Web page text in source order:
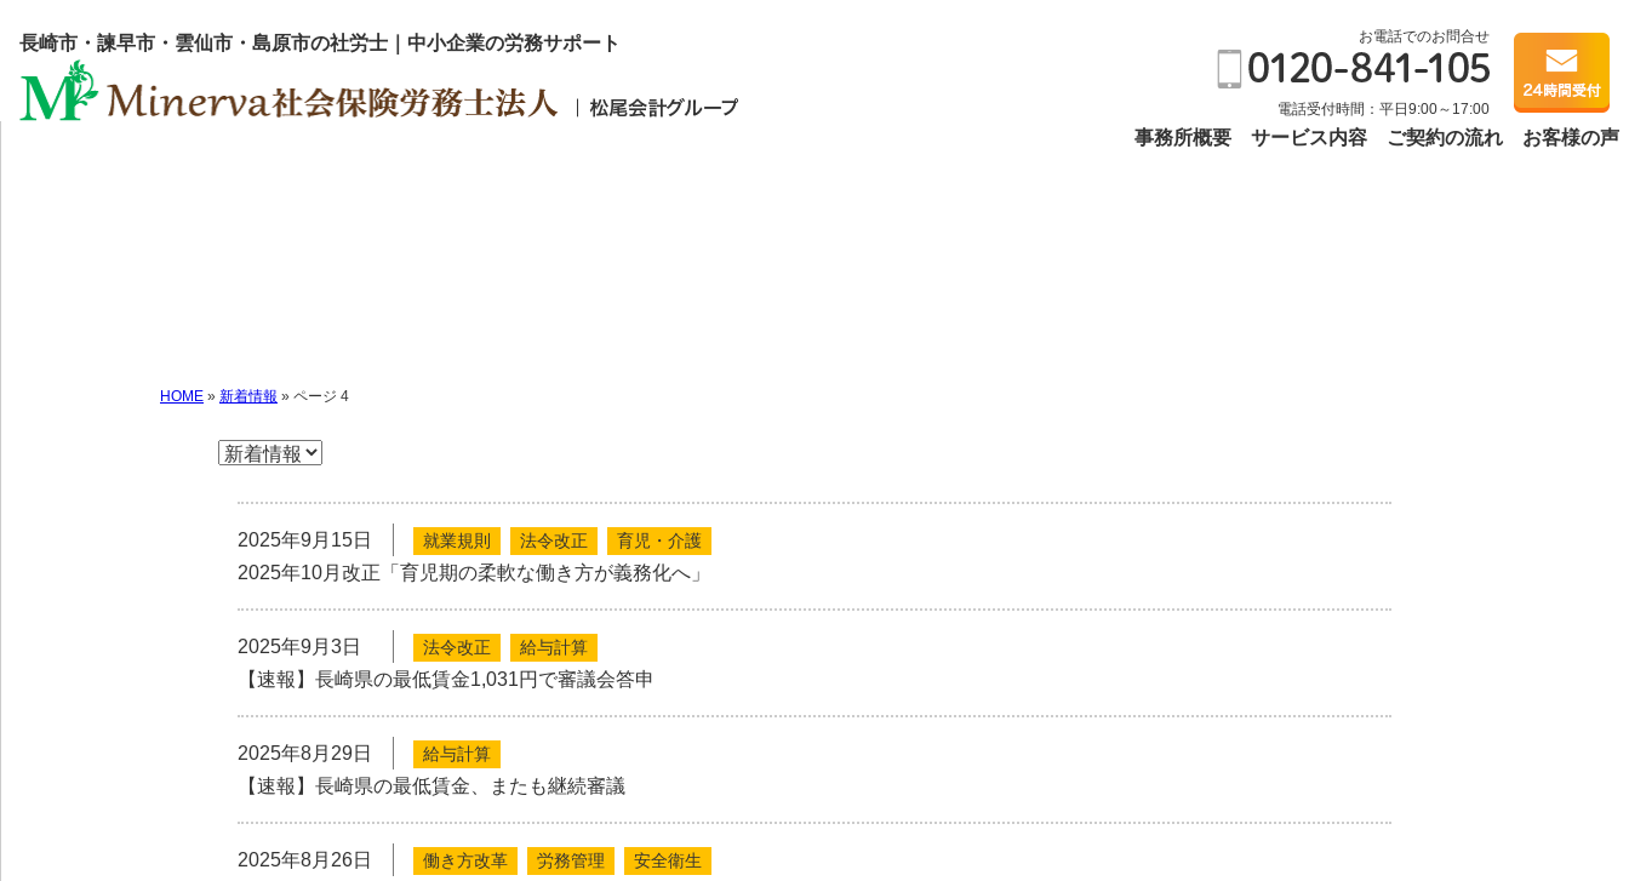
長崎市・諫早市・雲仙市・島原市の社労士｜中小企業の労務サポート お電話でのお問合せ
電話受付時間：平日9:00～17:00
事務所概要 サービス内容 ご契約の流れ お客様の声
HOME » 新着情報 » ページ 4
2025年9月15日 就業規則 法令改正 育児・介護
2025年10月改正「育児期の柔軟な働き方が義務化へ」
2025年9月3日 法令改正 給与計算
【速報】長崎県の最低賃金1,031円で審議会答申
2025年8月29日 給与計算
【速報】長崎県の最低賃金、またも継続審議
2025年8月26日 働き方改革 労務管理 安全衛生